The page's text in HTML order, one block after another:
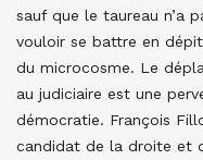
sauf que le taureau n’a
vouloir se battre en
du microcosme. Le
au judiciaire est une
démocratie. François
candidat de la droite et